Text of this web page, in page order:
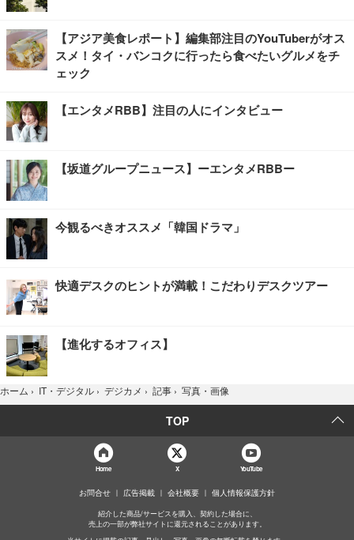
【アジア美食レポート】編集部注目のYouTuberがオス
スメ！タイ・バンコクに行ったら食べたいグルメをチ
ェック
【エンタメRBB】注目の人にインタビュー
【坂道グループニュース】ーエンタメRBBー
今観るべきオススメ「韓国ドラマ」
快適デスクのヒントが満載！こだわりデスクツアー
【進化するオフィス】
ホーム › IT・デジタル › デジカメ › 記事 › 写真・画像
TOP
Home X YouTube
お問合せ 広告掲載 会社概要 個人情報保護方針
紹介した商品/サービスを購入、契約した場合に、
売上の一部が弊社サイトに還元されることがあります。